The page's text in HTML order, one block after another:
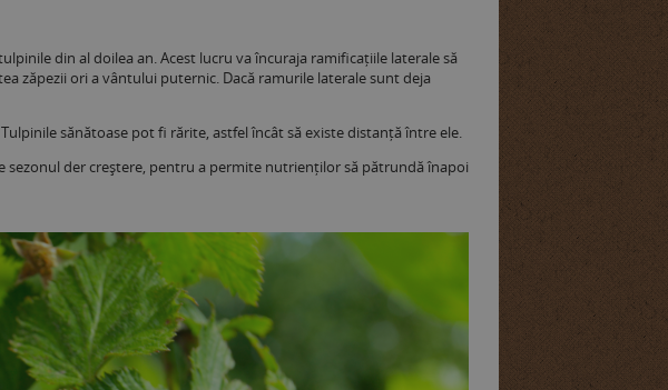
din al doilea an. Acest lucru va încuraja ramificațiile laterale să
zăpezii ori a vântului puternic. Dacă ramurile laterale sunt deja
sănătoase pot fi rărite, astfel încât să existe distanță între ele.
sezonul der creștere, pentru a permite nutrienților să pătrundă înapoi